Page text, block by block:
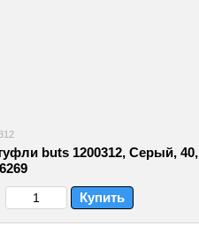
buts 1200312, Серый, 40,
Купить